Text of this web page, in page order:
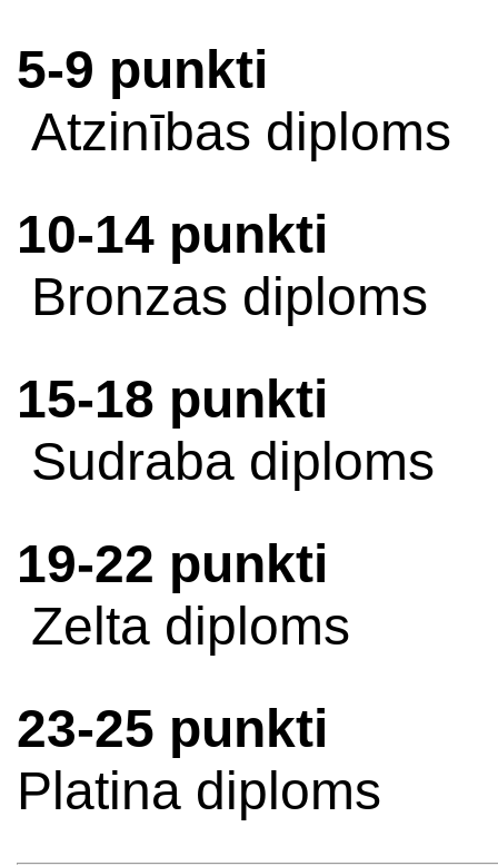
5-9 punkti
Atzinības diploms
10-14 punkti
Bronzas diploms
15-18 punkti
Sudraba diploms
19-22 punkti
Zelta diploms
23-25 punkti
Platina diploms